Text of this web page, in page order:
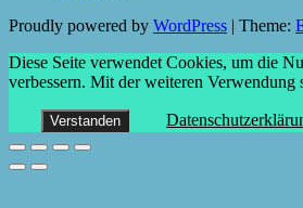
Proudly powered by WordPress Theme:
Diese Seite verwendet Cookies, um die
verbessern. Mit der weiteren Verwendung
Verstanden